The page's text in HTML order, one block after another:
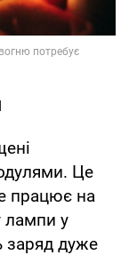
Це
працює на
лампи у
заряд дуже